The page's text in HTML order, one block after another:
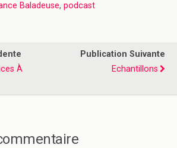
Baladeuse, podcast
À
Publication Suivante
Echantillons